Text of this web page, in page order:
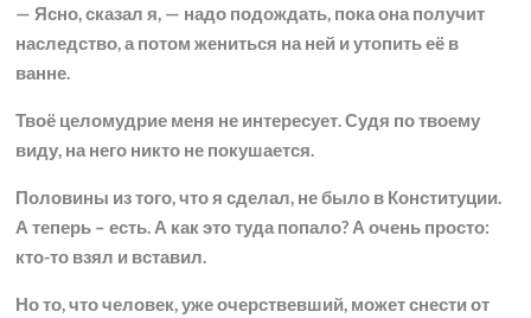
— Ясно, сказал я, — надо подождать, пока она получит
наследство, а потом жениться на ней и утопить её в
ванне.
Твоё целомудрие меня не интересует. Судя по твоему
виду, на него никто не покушается.
Половины из того, что я сделал, не было в Конституции.
А теперь – есть. А как это туда попало? А очень просто:
кто-то взял и вставил.
Но то, что человек, уже очерствевший, может снести от